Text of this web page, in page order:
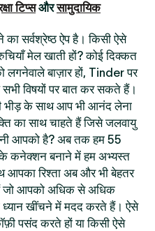
टिप्सऔरसामुदायिक
सर्वश्रेष्ठ ऐप है। किसी ऐसे
मेल खाती हों? कोई दिक्कत
लगनेवाले बाज़ार हों, Tinder पर
विषयों पर बात कर सकते हैं।
भीड़ के साथ आप भी आनंद लेना
का साथ चाहते हैं जिसे जलवायु
आपको है? अब तक हम 55
कनेक्शन बनाने में हम अभ्यस्त
रिश्ता अब और भी बेहतर
जो आपको अधिक से अधिक
खींचने में मदद करते हैं। ऐसे
पसंद करते हों या किसी ऐसे